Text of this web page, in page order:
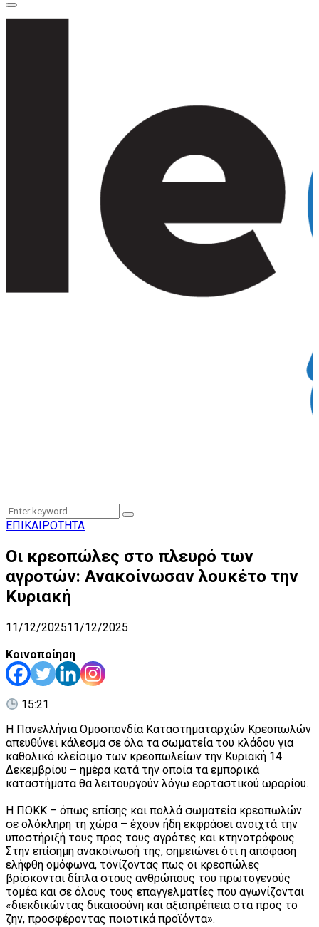
Primary
Menu
Search
for:
Search
ΕΠΙΚΑΙΡΟΤΗΤΑ
Οι κρεοπώλες στο πλευρό των
αγροτών: Ανακοίνωσαν λουκέτο την
Κυριακή
11/12/202511/12/2025
Κοινοποίηση
15:21
Η Πανελλήνια Ομοσπονδία Καταστηματαρχών Κρεοπωλών
απευθύνει κάλεσμα σε όλα τα σωματεία του κλάδου για
καθολικό κλείσιμο των κρεοπωλείων την Κυριακή 14
Δεκεμβρίου – ημέρα κατά την οποία τα εμπορικά
καταστήματα θα λειτουργούν λόγω εορταστικού ωραρίου.
Η ΠΟΚΚ – όπως επίσης και πολλά σωματεία κρεοπωλών
σε ολόκληρη τη χώρα – έχουν ήδη εκφράσει ανοιχτά την
υποστήριξή τους προς τους αγρότες και κτηνοτρόφους.
Στην επίσημη ανακοίνωσή της, σημειώνει ότι η απόφαση
ελήφθη ομόφωνα, τονίζοντας πως οι κρεοπώλες
βρίσκονται δίπλα στους ανθρώπους του πρωτογενούς
τομέα και σε όλους τους επαγγελματίες που αγωνίζονται
«διεκδικώντας δικαιοσύνη και αξιοπρέπεια στα προς το
ζην, προσφέροντας ποιοτικά προϊόντα».